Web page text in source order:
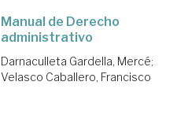
Manual de Derecho
administrativo
Darnaculleta Gardella, Mercé;
Velasco Caballero, Francisco